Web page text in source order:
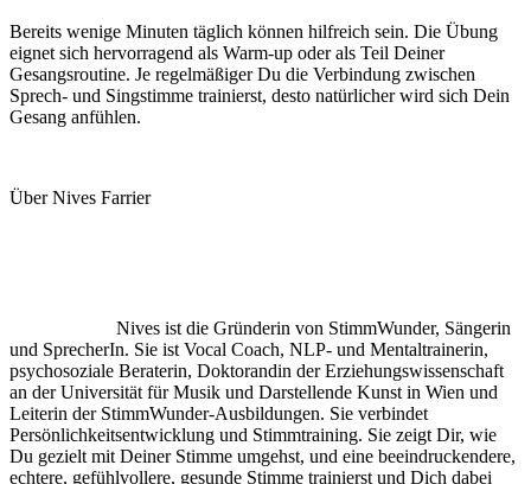
Bereits wenige Minuten täglich können hilfreich sein. Die Übung
eignet sich hervorragend als Warm-up oder als Teil Deiner
Gesangsroutine. Je regelmäßiger Du die Verbindung zwischen
Sprech- und Singstimme trainierst, desto natürlicher wird sich Dein
Gesang anfühlen.
Über Nives Farrier
Nives ist die Gründerin von StimmWunder, Sängerin
und SprecherIn. Sie ist Vocal Coach, NLP- und Mentaltrainerin,
psychosoziale Beraterin, Doktorandin der Erziehungswissenschaft
an der Universität für Musik und Darstellende Kunst in Wien und
Leiterin der StimmWunder-Ausbildungen. Sie verbindet
Persönlichkeitsentwicklung und Stimmtraining. Sie zeigt Dir, wie
Du gezielt mit Deiner Stimme umgehst, und eine beeindruckendere,
echtere, gefühlvollere, gesunde Stimme trainierst und Dich dabei